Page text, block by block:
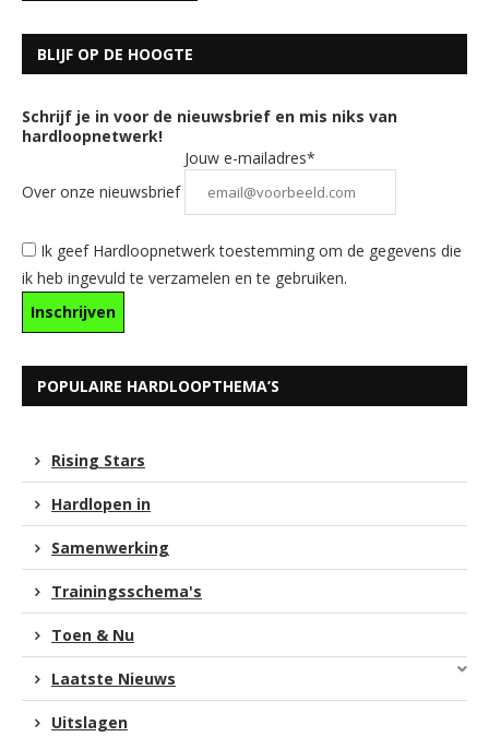
BLIJF OP DE HOOGTE
Schrijf je in voor de nieuwsbrief en mis niks van
hardloopnetwerk!
Over onze nieuwsbrief
Jouw e-mailadres*
Ik geef Hardloopnetwerk toestemming om de gegevens die
ik heb ingevuld te verzamelen en te gebruiken.
POPULAIRE HARDLOOPTHEMA’S
Rising Stars
Hardlopen in
Samenwerking
Trainingsschema's
Toen & Nu
Laatste Nieuws
Uitslagen